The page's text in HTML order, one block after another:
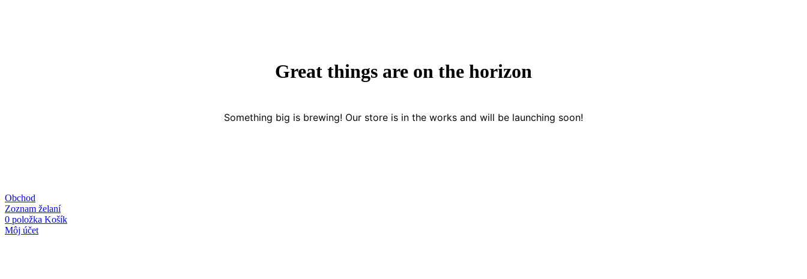
Great things are on the horizon
Something big is brewing! Our store is in the works and will be launching soon!
Obchod
Zoznam želaní
0 položka Košík
Môj účet